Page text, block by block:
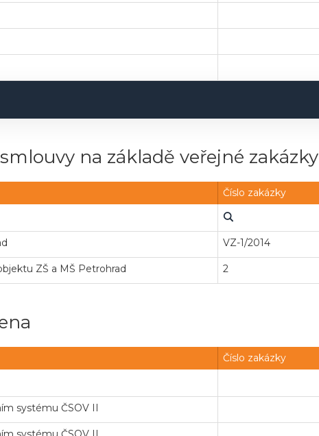
na základě veřejné zakázky
Číslo zakázky
VZ-1/2014
ZŠ a MŠ Petrohrad 2
Číslo zakázky
systému ČSOV II